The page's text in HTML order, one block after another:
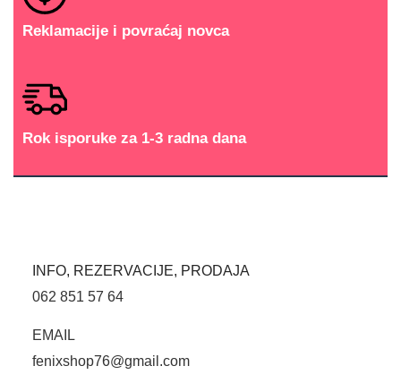
Reklamacije i povraćaj novca
Rok isporuke za 1-3 radna dana
INFO, REZERVACIJE, PRODAJA
062 851 57 64
EMAIL
fenixshop76@gmail.com